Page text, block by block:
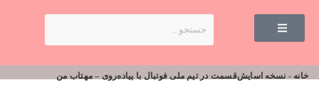
خانه - نسخه اسایش‌قسمت در تیم ملی فوتبال با پیاده‌روی – مهتاب من